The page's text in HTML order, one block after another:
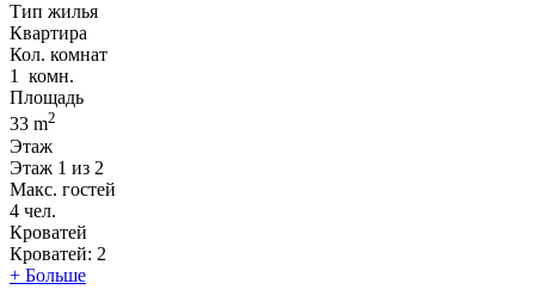
Тип жилья
Квартира
Кол. комнат
1
комн.
Площадь
33 m2
Этаж
Этаж 1 из 2
Макс. гостей
4 чел.
Кроватей
Кроватей: 2
+ Больше